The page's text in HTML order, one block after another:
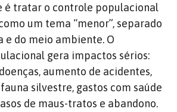
é tratar o controle populacional
um tema “menor”, separado
e do meio ambiente. O
gera impactos sérios:
aumento de acidentes,
silvestre, gastos com saúde
de maus-tratos e abandono.